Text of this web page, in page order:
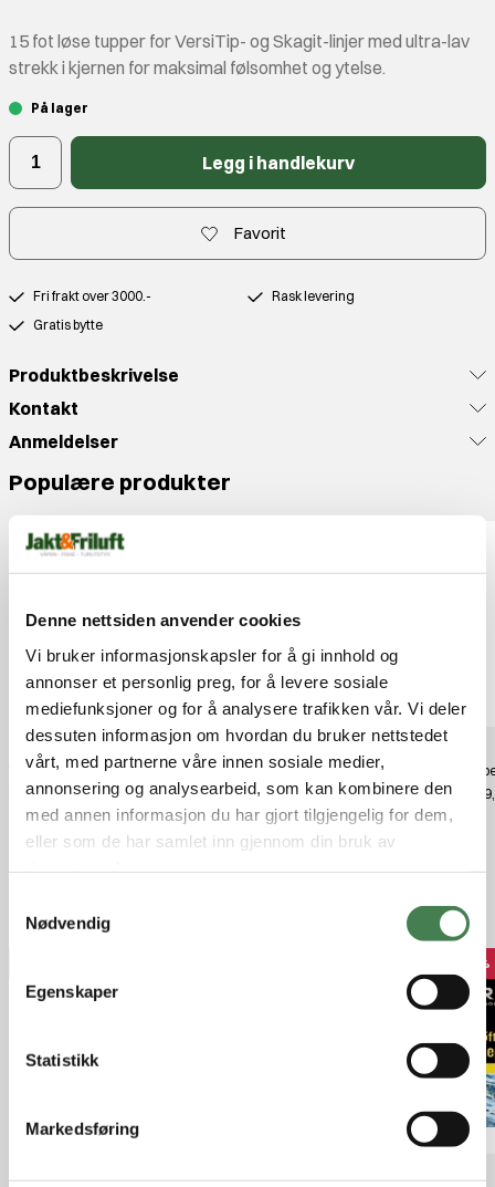
Denne nettsiden anvender cookies
Vi bruker informasjonskapsler for å gi innhold og
annonser et personlig preg, for å levere sosiale
mediefunksjoner og for å analysere trafikken vår. Vi deler
dessuten informasjon om hvordan du bruker nettstedet
vårt, med partnerne våre innen sosiale medier,
annonsering og analysearbeid, som kan kombinere den
med annen informasjon du har gjort tilgjengelig for dem,
eller som de har samlet inn gjennom din bruk av
Nødvendig
Egenskaper
Statistikk
Markedsføring
15 fot løse tupper for VersiTip- og Skagit-linjer med ultra-lav
strekk i kjernen for maksimal følsomhet og ytelse.
På lager
Legg i handlekurv
Favorit
Fri frakt over 3000.-
Rask levering
Gratis bytte
Produktbeskrivelse
Kontakt
Anmeldelser
Populære produkter
Yeti Loadout Bucket Charcoal
kr 600,00
Remington SLUGGER 20 /70Nr.
RS
kr 16,90
kr
40%